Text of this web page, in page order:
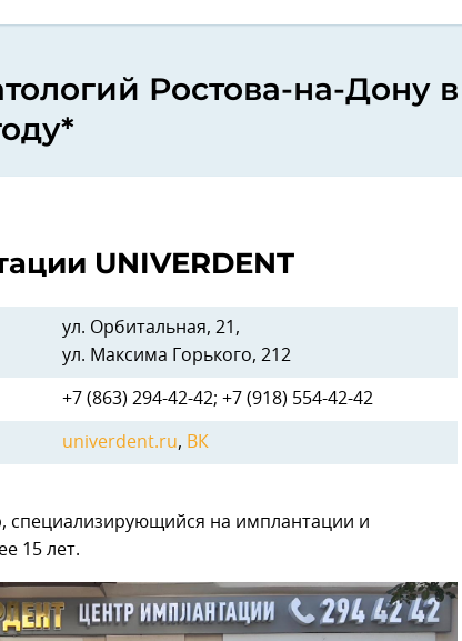
Ростова-на-Дону
UNIVERDENT
ул. Орбитальная, 21,
ул. Максима Горького, 212
+7 (863) 294-42-42; +7 (918) 554-42-42
univerdent.ru, ВК
специализирующийся на имплантации и
15 лет.